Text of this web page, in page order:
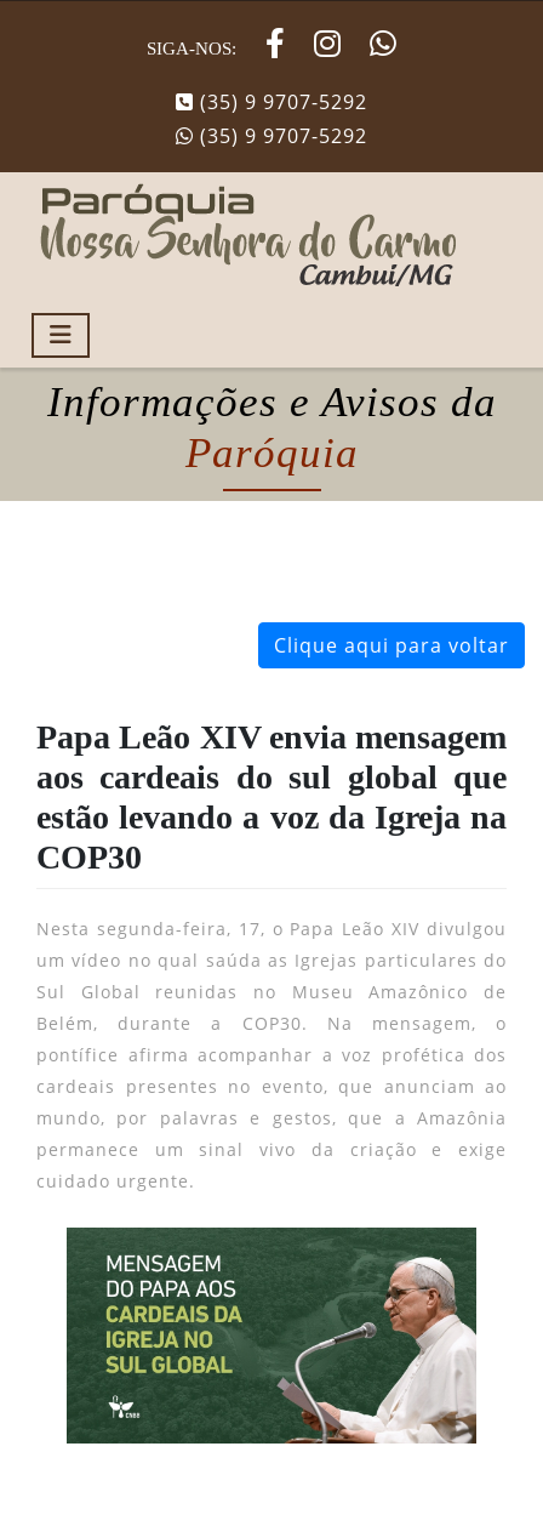
SIGA-NOS:
(35) 9 9707-5292
(35) 9 9707-5292
Informações e Avisos da
Paróquia
Clique aqui para voltar
Papa Leão XIV envia mensagem
aos cardeais do sul global que
estão levando a voz da Igreja na
COP30
Nesta segunda-feira, 17, o Papa Leão XIV divulgou
um vídeo no qual saúda as Igrejas particulares do
Sul Global reunidas no Museu Amazônico de
Belém, durante a COP30. Na mensagem, o
pontífice afirma acompanhar a voz profética dos
cardeais presentes no evento, que anunciam ao
mundo, por palavras e gestos, que a Amazônia
permanece um sinal vivo da criação e exige
cuidado urgente.